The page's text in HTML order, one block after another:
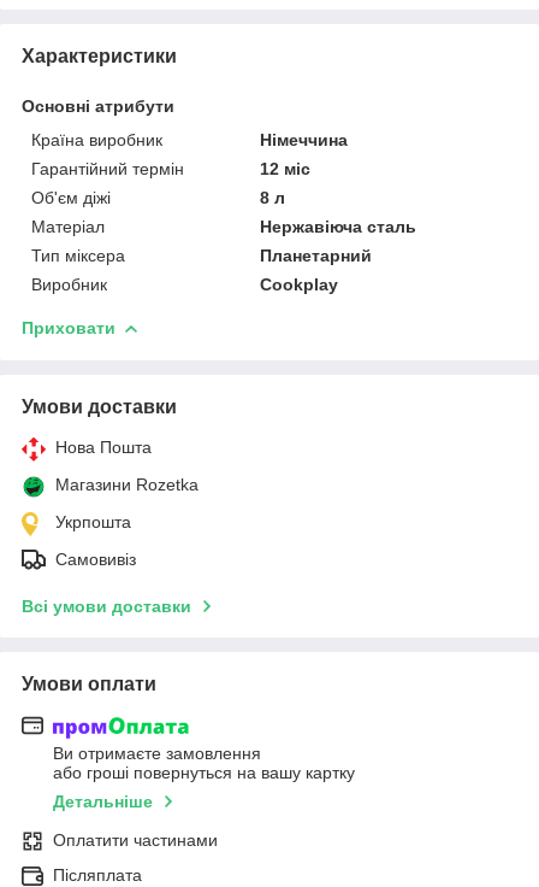
Характеристики
Основні атрибути
Країна виробник
Німеччина
Гарантійний термін
12 міс
Об'єм діжі
8 л
Матеріал
Нержавіюча сталь
Тип міксера
Планетарний
Виробник
Cookplay
Приховати
Умови доставки
Нова Пошта
Магазини Rozetka
Укрпошта
Самовивіз
Всі умови доставки
Умови оплати
Ви отримаєте замовлення
або гроші повернуться на вашу картку
Детальніше
Оплатити частинами
Післяплата